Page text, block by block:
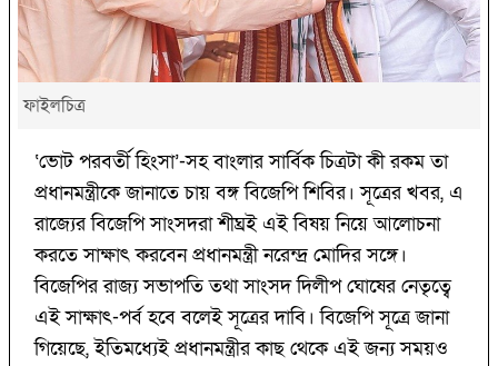
ফাইলচিত্র
‘ভোট পরবর্তী হিংসা’-সহ বাংলার সার্বিক চিত্রটা কী রকম তা
প্রধানমন্ত্রীকে জানাতে চায় বঙ্গ বিজেপি শিবির। সূত্রের খবর, এ
রাজ্যের বিজেপি সাংসদরা শীঘ্রই এই বিষয় নিয়ে আলোচনা
করতে সাক্ষাৎ করবেন প্রধানমন্ত্রী নরেন্দ্র মোদির সঙ্গে।
বিজেপির রাজ্য সভাপতি তথা সাংসদ দিলীপ ঘোষের নেতৃত্বে
এই সাক্ষাৎ-পর্ব হবে বলেই সূত্রের দাবি। বিজেপি সূত্রে জানা
গিয়েছে, ইতিমধ্যেই প্রধানমন্ত্রীর কাছ থেকে এই জন্য সময়ও